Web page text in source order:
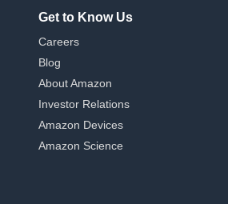
Get to Know Us
Careers
Blog
About Amazon
Investor Relations
Amazon Devices
Amazon Science